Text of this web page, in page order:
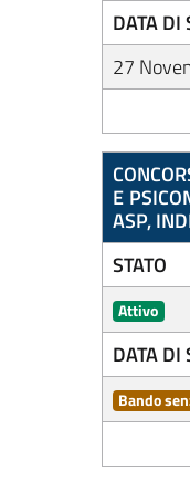
DATA DI
27
E
ASP,
STATO
Attivo
DATA DI
Bando